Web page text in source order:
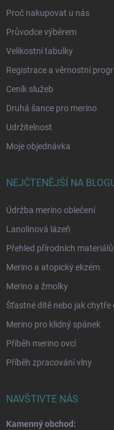
Proč nakupovat u nás
Průvodce výběrem
Velikostní tabulky
Registrace a věrnostní
Ceník služeb
Druhá šance pro merino
Udržitelnost
Moje objednávka
NEJČTENĚJŠÍ NA
Údržba merino oblečení
Lanolinová lázeň
Přehled přírodních materiálů
Merino a atopický ekzém
Merino a žmolky
Šťastné dítě nebo jak
Merino pro klidný spánek
Příběh merino ovcí
Příběh zpracování vlny
NAVŠTIVTE NÁS
Kamenný obchod: